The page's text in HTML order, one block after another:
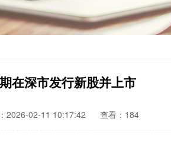
在深市发行新股并上市
2026-02-11 10:17:42 查看：184